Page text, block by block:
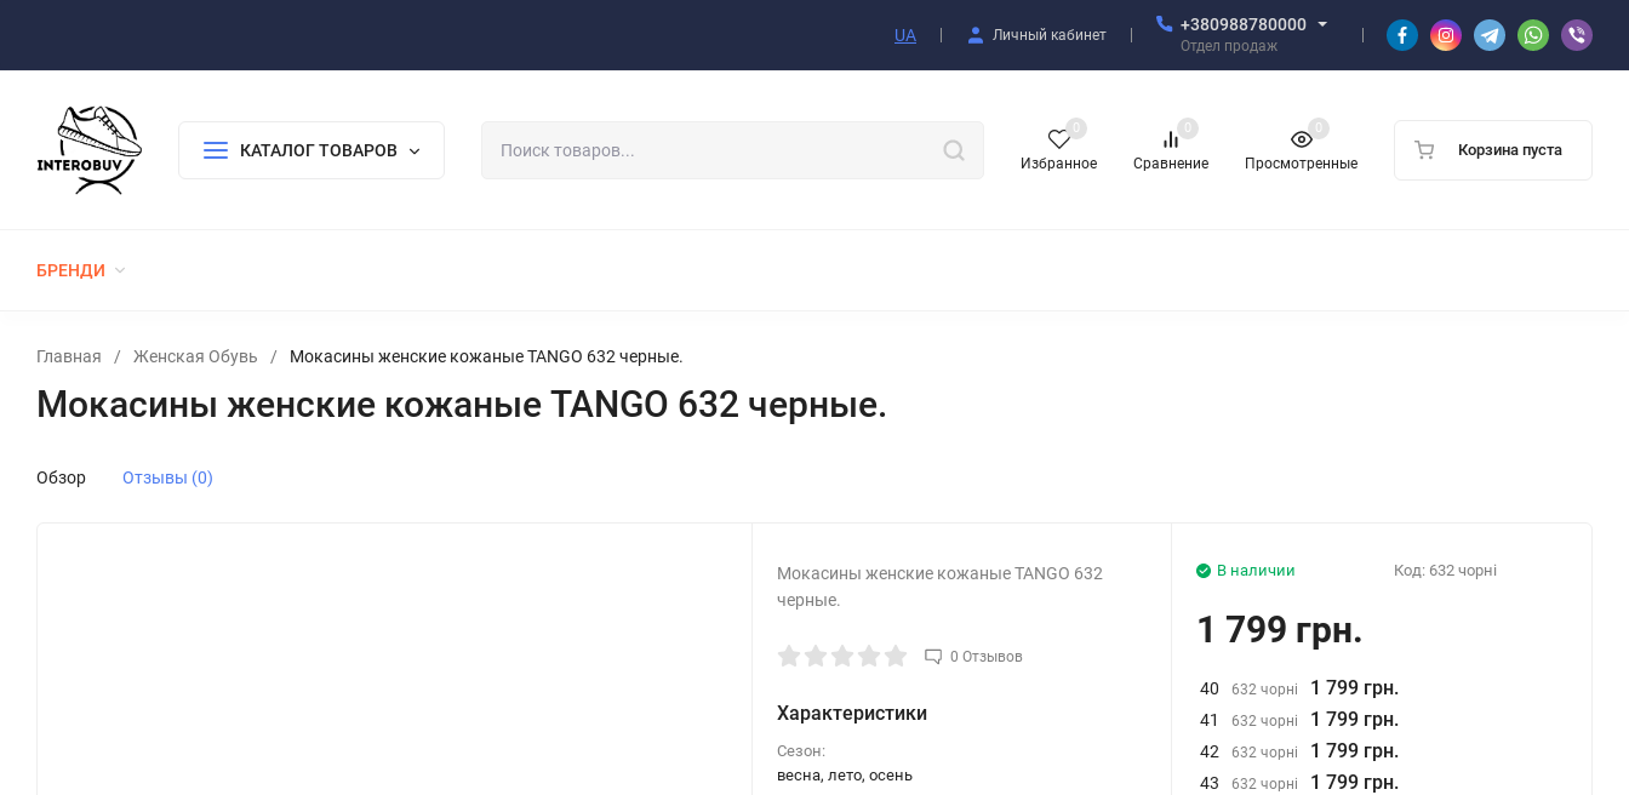
UA Личный кабинет
+380988780000
Отдел продаж
КАТАЛОГ ТОВАРОВ
Избранное
0
Сравнение
0
Просмотренные
0
Корзина пуста
БРЕНДИ
Главная / Женская Обувь / Мокасины женские кожаные TANGO 632 черные.
Мокасины женские кожаные TANGO 632 черные.
Обзор Отзывы (0)
Мокасины женские кожаные TANGO 632
черные.
0 Отзывов
Характеристики
Сезон:
весна, лето, осень
В наличии Код: 632 чорні
1 799 грн.
40 632 чорні 1 799 грн.
41 632 чорні 1 799 грн.
42 632 чорні 1 799 грн.
43 632 чорні 1 799 грн.